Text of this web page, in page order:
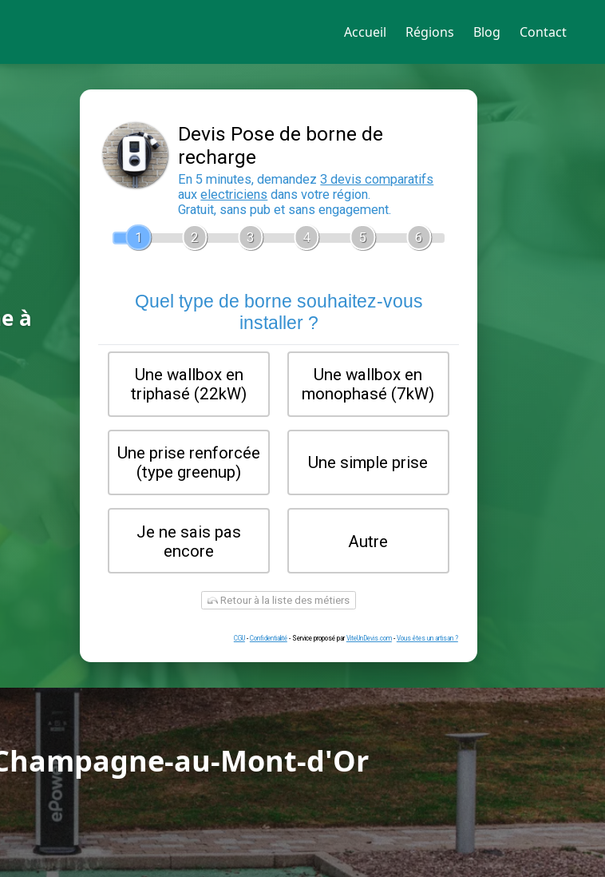
Accueil Régions Blog Contact
à
recharge
En 5 minutes, demandez
auxelectriciensdans votre région.
Gratuit, sans pub et sans engagement.
Quel type de borne souhaitez-
installer ?
Une wallbox en
Une prise renforcée
(type greenup)
Je ne sais pas
Retour à la liste des métiers
Confidentialité - Service proposé par ViteUnDevis.com-
au-Mont-d'Or